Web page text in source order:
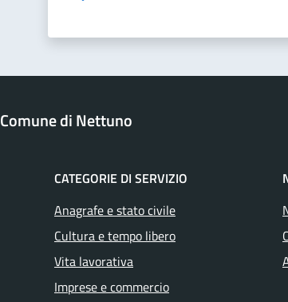
Comune di Nettuno
CATEGORIE DI SERVIZIO
Anagrafe e stato civile
Cultura e tempo libero
Vita lavorativa
Imprese e commercio